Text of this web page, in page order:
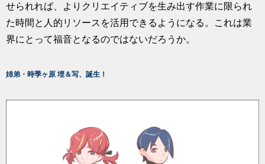
せられれば、よりクリエイティブを生み出す作業に限られ
た時間と人的リソースを活用できるようになる。これは業
界にとって福音となるのではないだろうか。
姉弟・時季ヶ原 埋＆写、誕生！